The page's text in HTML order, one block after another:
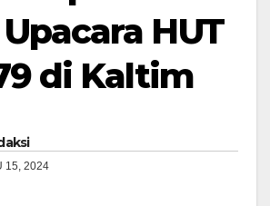
HUT
di Kaltim
15, 2024